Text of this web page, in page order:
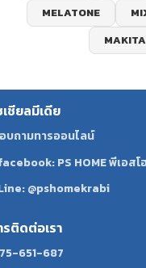
MELATONE
MAKITA
เชียลมีเดีย
บถามทารออนไลน์
PS HOME พีเอสโ
@pshomekrabi
รติดต่อเรา
651-687